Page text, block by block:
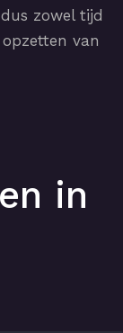
zowel tijd
van
in